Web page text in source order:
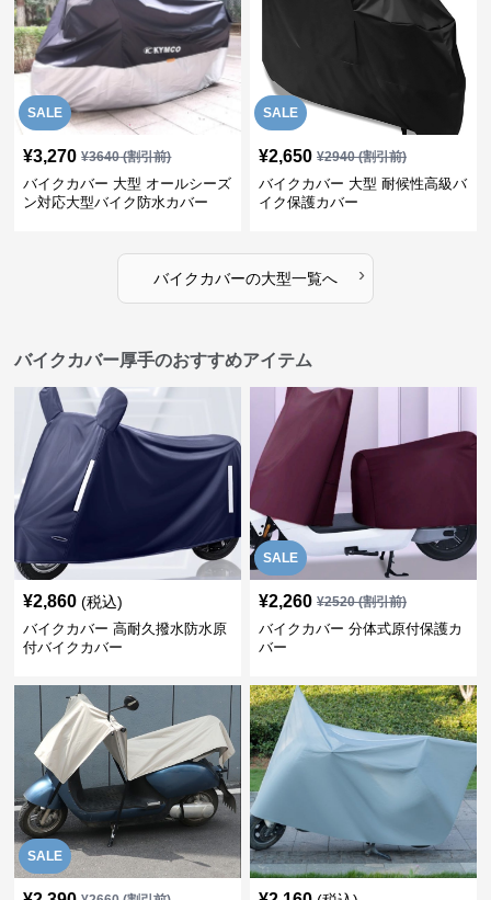
SALE
¥3,270 ¥3640(割引前)
バイクカバー 大型 オールシーズ
ン対応大型バイク防水カバー
SALE
¥2,650 ¥2940(割引前)
バイクカバー 大型 耐候性高級バ
イク保護カバー
バイクカバーの大型一覧へ ›
バイクカバー厚手のおすすめアイテム
¥2,860 (税込)
バイクカバー 高耐久撥水防水原
付バイクカバー
SALE
¥2,260 ¥2520(割引前)
バイクカバー 分体式原付保護カ
バー
SALE